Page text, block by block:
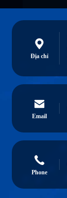
Địa chỉ
Email
Phone